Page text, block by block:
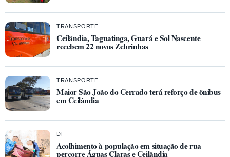
TRANSPORTE
Ceilândia, Taguatinga, Guará e Sol Nascente
recebem 22 novos Zebrinhas
TRANSPORTE
Maior São João do Cerrado terá reforço de ônibus
em Ceilândia
DF
Acolhimento à população em situação de rua
percorre Águas Claras e Ceilândia